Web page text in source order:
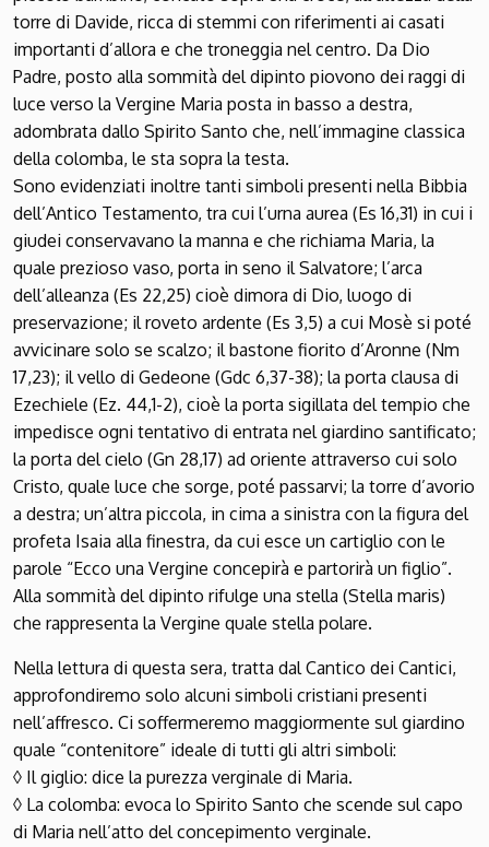
torre di Davide, ricca di stemmi con riferimenti ai casati
importanti d’allora e che troneggia nel centro. Da Dio
Padre, posto alla sommità del dipinto piovono dei raggi di
luce verso la Vergine Maria posta in basso a destra,
adombrata dallo Spirito Santo che, nell’immagine classica
della colomba, le sta sopra la testa.
Sono evidenziati inoltre tanti simboli presenti nella Bibbia
dell’Antico Testamento, tra cui l’urna aurea (Es 16,31) in cui i
giudei conservavano la manna e che richiama Maria, la
quale prezioso vaso, porta in seno il Salvatore; l’arca
dell’alleanza (Es 22,25) cioè dimora di Dio, luogo di
preservazione; il roveto ardente (Es 3,5) a cui Mosè si poté
avvicinare solo se scalzo; il bastone fiorito d’Aronne (Nm
17,23); il vello di Gedeone (Gdc 6,37-38); la porta clausa di
Ezechiele (Ez. 44,1-2), cioè la porta sigillata del tempio che
impedisce ogni tentativo di entrata nel giardino santificato;
la porta del cielo (Gn 28,17) ad oriente attraverso cui solo
Cristo, quale luce che sorge, poté passarvi; la torre d’avorio
a destra; un’altra piccola, in cima a sinistra con la figura del
profeta Isaia alla finestra, da cui esce un cartiglio con le
parole “Ecco una Vergine concepirà e partorirà un figlio”.
Alla sommità del dipinto rifulge una stella (Stella maris)
che rappresenta la Vergine quale stella polare.
Nella lettura di questa sera, tratta dal Cantico dei Cantici,
approfondiremo solo alcuni simboli cristiani presenti
nell’affresco. Ci soffermeremo maggiormente sul giardino
quale “contenitore” ideale di tutti gli altri simboli:
◊ Il giglio: dice la purezza verginale di Maria.
◊ La colomba: evoca lo Spirito Santo che scende sul capo
di Maria nell’atto del concepimento verginale.